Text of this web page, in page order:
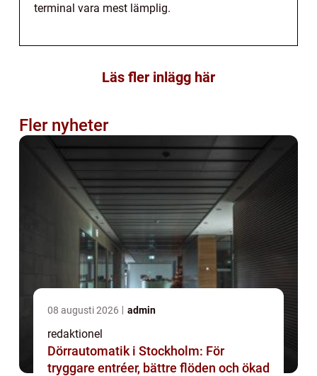
terminal vara mest lämplig.
Läs fler inlägg här
Fler nyheter
08 augusti 2026 admin
redaktionel
Dörrautomatik i Stockholm: För
tryggare entréer, bättre flöden och ökad